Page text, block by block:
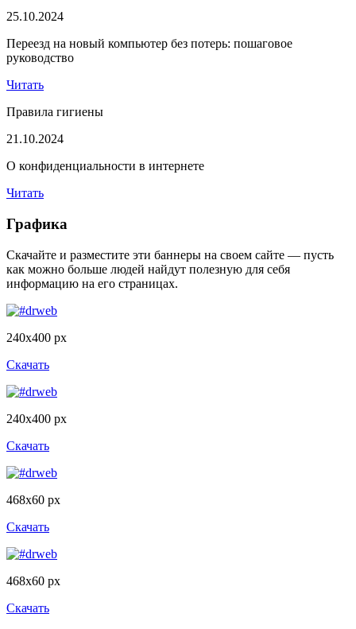
25.10.2024
Переезд на новый компьютер без потерь: пошаговое
руководство
Читать
Правила гигиены
21.10.2024
О конфиденциальности в интернете
Читать
Графика
Скачайте и разместите эти баннеры на своем сайте — пусть
как можно больше людей найдут полезную для себя
информацию на его страницах.
240x400 px
Скачать
240x400 px
Скачать
468x60 px
Скачать
468x60 px
Скачать